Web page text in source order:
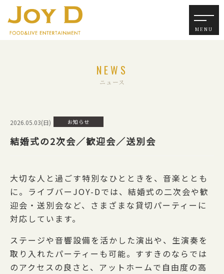
NEWS
ニュース
2026.05.03(日) お知らせ
結婚式の2次会／歓迎会／送別会
大切な人と過ごす特別なひとときを、音楽ととも
に。ライブバーJOY-Dでは、結婚式の二次会や歓
迎会・送別会など、さまざまな貸切パーティーに
対応しています。
ステージや音響設備を活かした演出や、生演奏を
取り入れたパーティーも可能。すすきのならでは
のアクセスの良さと、アットホームで自由度の高